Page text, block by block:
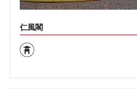
仁風閣